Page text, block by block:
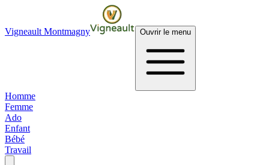
Vigneault Montmagny Ouvrir le menu
Homme
Femme
Ado
Enfant
Bébé
Travail